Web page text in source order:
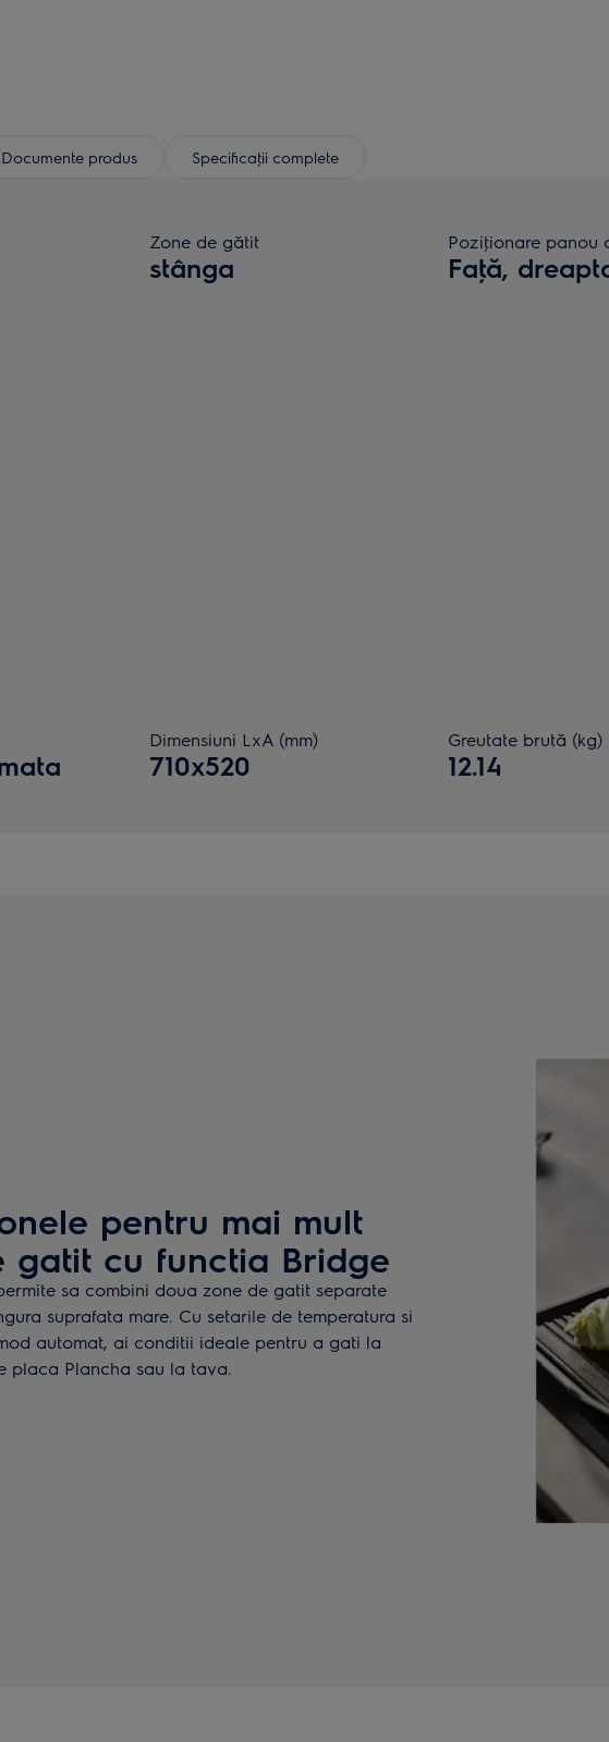
Documente produs Specificaţii complete
Zone de gătit
stânga
Poziţionare panou
Faţă,
Dimensiuni LxA (mm)
710x520
Greutate brută (kg)
12.14
pentru mai mult
gatit cu functia Bridge
sa combini doua zone de gatit separate
suprafata mare. Cu setarile de temperatura si
automat, ai conditii ideale pentru a gati la
placa Plancha sau la tava.